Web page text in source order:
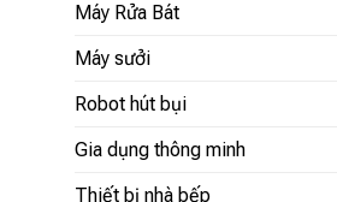
Máy Rửa Bát
Máy sưởi
Robot hút bụi
Gia dụng thông minh
Thiết bị nhà bếp